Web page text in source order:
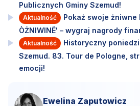
Publicznych Gminy Szemud!
Aktualność
Pokaż swoje żniwne
ÒŻNIWINË' – wygraj nagrody
Aktualność
Historyczny
Szemud. 83. Tour de Pologne,
emocji!
Ewelina Zaputowicz